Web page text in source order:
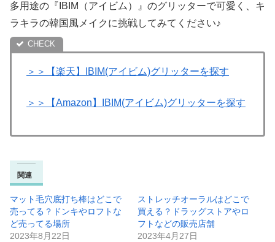
多用途の『IBIM（アイビム）』のグリッターで可愛く、キ
ラキラの韓国風メイクに挑戦してみてください♪
＞＞【楽天】IBIM(アイビム)グリッターを探す
＞＞【Amazon】IBIM(アイビム)グリッターを探す
関連
マット毛穴底打ち棒はどこで
売ってる？ドンキやロフトな
ど売ってる場所
2023年8月22日
ストレッチオーラルはどこで
買える？ドラッグストアやロ
フトなどの販売店舗
2023年4月27日